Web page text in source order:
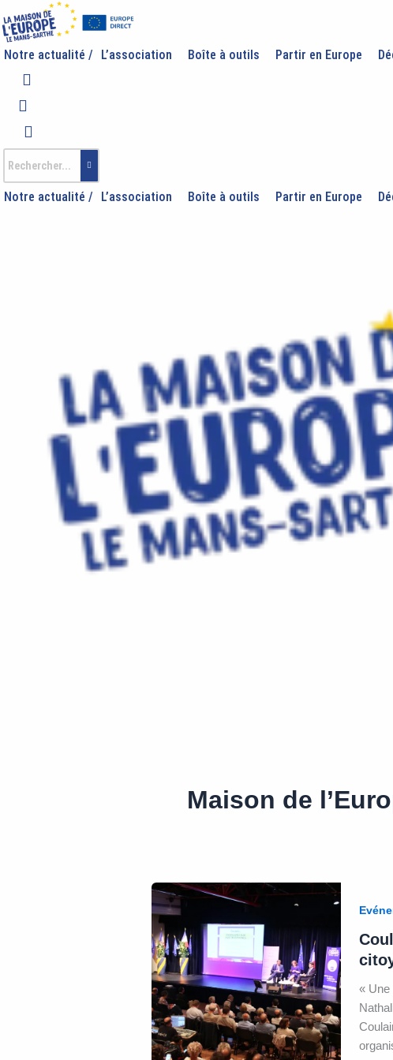
au
contenu
Notre actualité / L’association Boîte à outils Partir en Europe
Notre actualité / L’association Boîte à outils Partir en Europe
Maison de
« Une